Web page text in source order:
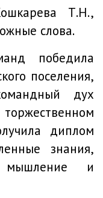
Т.Н.,
слова.
победила
поселения,
дух
диплом
знания,
мышление и